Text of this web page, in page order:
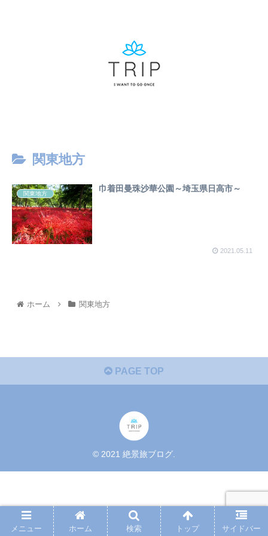
関東地方
関東地方
巾着田曼珠沙華公園～埼玉県日高市～
2021.05.11
ホーム 関東地方
PAGE TOP
© 2021 絶景旅ブログ.
メニュー ホーム 検索 トップ サイドバー